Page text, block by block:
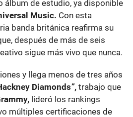
álbum de estudio, ya disponible
Music. Con esta
banda británica reafirma su
después de más de seis
sigue más vivo que nunca.
y llega menos de tres años
Diamonds”, trabajo que
lideró los rankings
múltiples certificaciones de